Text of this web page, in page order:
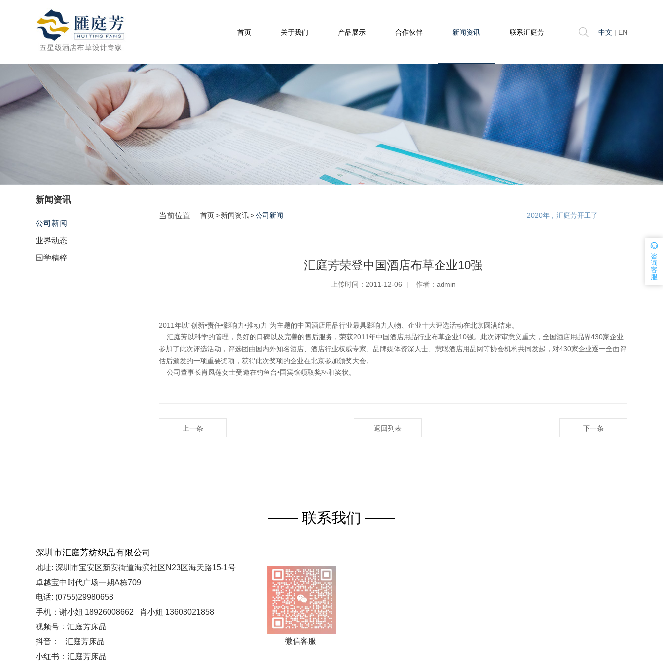
首页 关于我们 产品展示 合作伙伴 新闻资讯 联系汇庭芳 中文 | EN
新闻资讯
公司新闻
业界动态
国学精粹
当前位置 首页> 新闻资讯>公司新闻 2020年，汇庭芳开工了
汇庭芳荣登中国酒店布草企业10强
上传时间： 2011-12-06 | 作者： admin
2011年以“创新•责任•影响力•推动力”为主题的中国酒店用品行业最具影响力人物、企业十大评选活动在北京圆满结束。
汇庭芳以科学的管理，良好的口碑以及完善的售后服务，荣获2011年中国酒店用品行业布草企业10强。此次评审意义重大，全国酒店用品界430家企业
参加了此次评选活动，评选团由国内外知名酒店、酒店行业权威专家、品牌媒体资深人士、慧聪酒店用品网等协会机构共同发起，对430家企业逐一全面评
估后颁发的一项重要奖项，获得此次奖项的企业在北京参加颁奖大会。
公司董事长肖凤莲女士受邀在钓鱼台•国宾馆领取奖杯和奖状。
上一条 返回列表 下一条
—— 联系我们 ——
深圳市汇庭芳纺织品有限公司
地址: 深圳市宝安区新安街道海滨社区N23区海天路15-1号
卓越宝中时代广场一期A栋709
电话: (0755)29980658
手机：谢小姐 18926008662 肖小姐 13603021858
视频号：汇庭芳床品
抖音： 汇庭芳床品
小红书：汇庭芳床品
微信客服
咨
询
客
服